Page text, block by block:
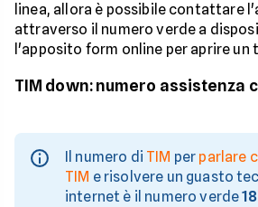
linea, allora è possibile contattare
attraverso il numero verde a
l'apposito form online per aprire un
TIM down: numero assistenza
Il numero di TIM per parlare
TIM e risolvere un guasto
internet è il numero verde